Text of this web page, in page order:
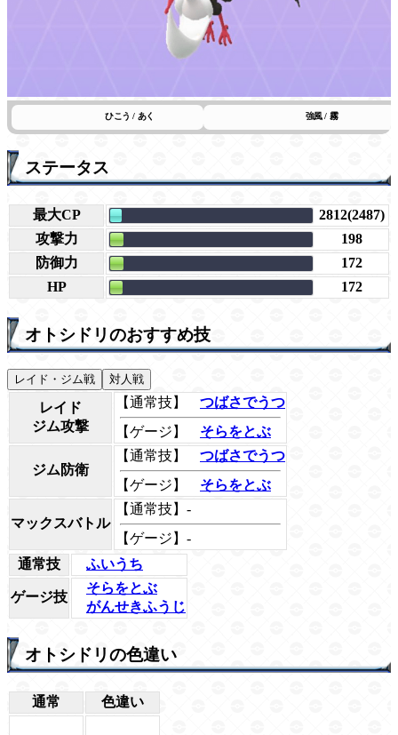
ひこう / あく 強風 / 霧
ステータス
最大CP
2812(2487)
攻撃力
198
防御力
172
HP
172
オトシドリのおすすめ技
レイド・ジム戦 対人戦
レイド
ジム攻撃
【通常技】
つばさでうつ
【ゲージ】
そらをとぶ
ジム防衛
【通常技】
つばさでうつ
【ゲージ】
そらをとぶ
マックスバトル
【通常技】-
【ゲージ】-
通常技
ふいうち
ゲージ技
そらをとぶ
がんせきふうじ
オトシドリの色違い
通常 色違い